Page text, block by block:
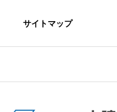
サイトマップ